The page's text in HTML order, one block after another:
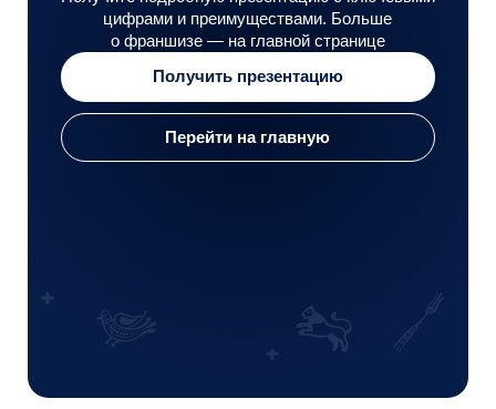
Политика обработки персональных данных